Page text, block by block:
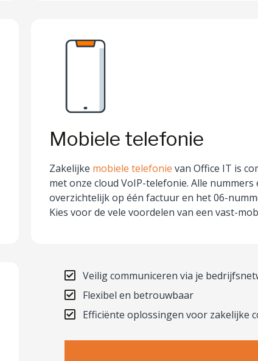
Mobiele telefonie
Zakelijke mobiele telefonie van Office IT is
met onze cloud VoIP-telefonie. Alle
overzichtelijk op één factuur en het 06-
Kies voor de vele voordelen van een vast-
Veilig communiceren via je
Flexibel en betrouwbaar
Efficiënte oplossingen voor zakelijke